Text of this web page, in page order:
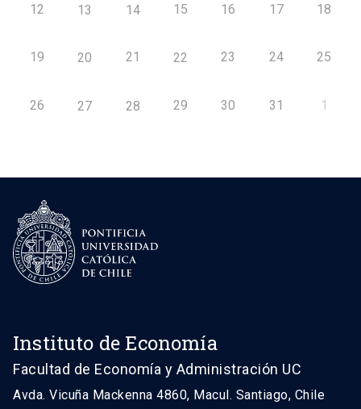
12 13 14 15 16 17 18
19 20 21 22 23 24 25
26 27 28 29 30 31 1
Instituto de Economía
Facultad de Economía y Administración UC
Avda. Vicuña Mackenna 4860, Macul. Santiago, Chile